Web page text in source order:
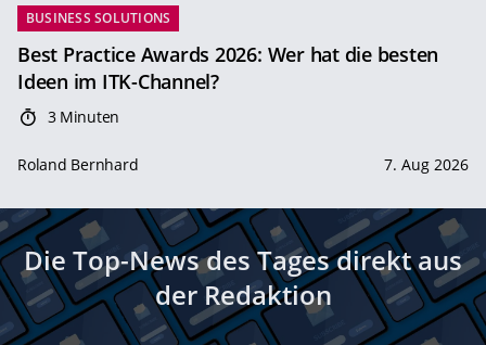
BUSINESS SOLUTIONS
Best Practice Awards 2026: Wer hat die besten
Ideen im ITK-Channel?
3 Minuten
Roland Bernhard 7. Aug 2026
Die Top-News des Tages direkt aus
der Redaktion